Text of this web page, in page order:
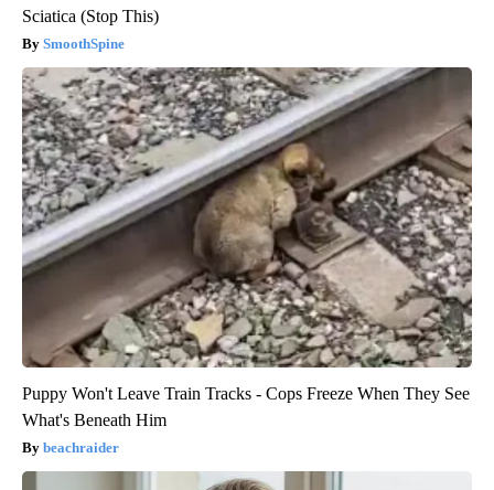
Sciatica (Stop This)
SmoothSpine
Puppy Won't Leave Train Tracks - Cops Freeze When They See
What's Beneath Him
beachraider